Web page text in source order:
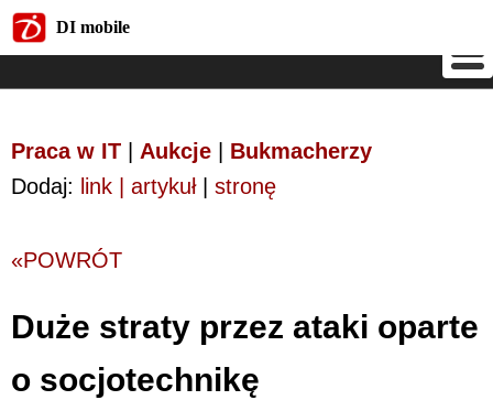
DI mobile
Praca w IT Aukcje
Bukmacherzy
Dodaj: link | artykuł| stronę
«POWRÓT
Duże straty przez ataki oparte
o socjotechnikę
DI mobile